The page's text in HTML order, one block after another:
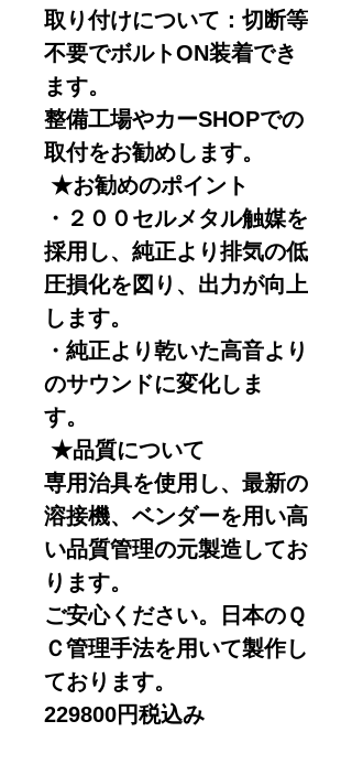
取り付けについて：切断等
不要でボルトON装着でき
ます。
整備工場やカーSHOPでの
取付をお勧めします。
★お勧めのポイント
・２００セルメタル触媒を
採用し、純正より排気の低
圧損化を図り、出力が向上
します。
・純正より乾いた高音より
のサウンドに変化しま
す。
★品質について
専用治具を使用し、最新の
溶接機、ベンダーを用い高
い品質管理の元製造してお
ります。
ご安心ください。日本のＱ
Ｃ管理手法を用いて製作し
ております。
229800円税込み